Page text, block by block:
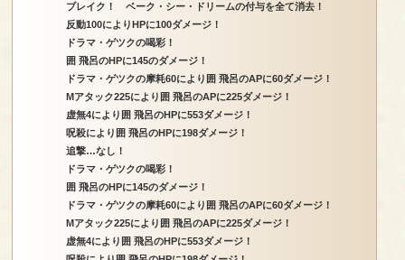
ブレイク！ ベーク・シー・ドリームの付与を全て消去！
反動100によりHPに100ダメージ！
ドラマ・ゲツクの喝彩！
囲 飛呂のHPに145のダメージ！
ドラマ・ゲツクの摩耗60により囲 飛呂のAPに60ダメージ！
Mアタック225により囲 飛呂のAPに225ダメージ！
虚無4により囲 飛呂のHPに553ダメージ！
呪殺により囲 飛呂のHPに198ダメージ！
追撃…なし！
ドラマ・ゲツクの喝彩！
囲 飛呂のHPに145のダメージ！
ドラマ・ゲツクの摩耗60により囲 飛呂のAPに60ダメージ！
Mアタック225により囲 飛呂のAPに225ダメージ！
虚無4により囲 飛呂のHPに553ダメージ！